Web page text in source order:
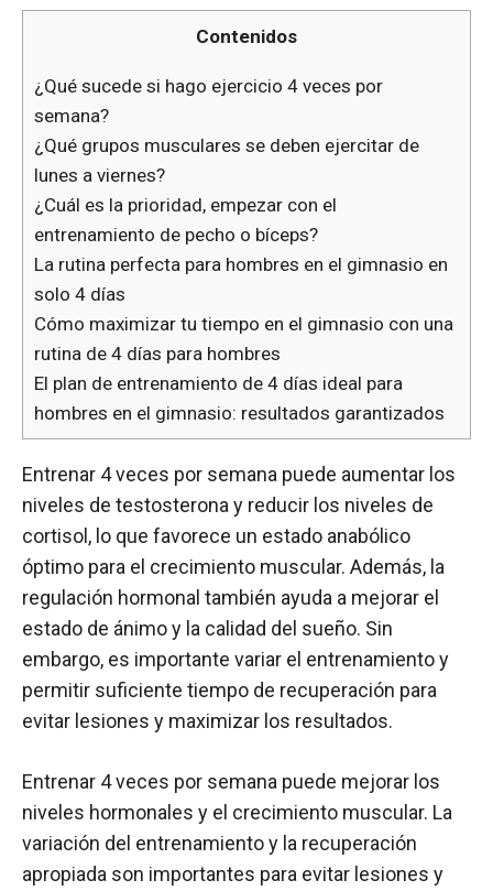
Contenidos
¿Qué sucede si hago ejercicio 4 veces por
semana?
¿Qué grupos musculares se deben ejercitar de
lunes a viernes?
¿Cuál es la prioridad, empezar con el
entrenamiento de pecho o bíceps?
La rutina perfecta para hombres en el gimnasio en
solo 4 días
Cómo maximizar tu tiempo en el gimnasio con una
rutina de 4 días para hombres
El plan de entrenamiento de 4 días ideal para
hombres en el gimnasio: resultados garantizados
Entrenar 4 veces por semana puede aumentar los
niveles de testosterona y reducir los niveles de
cortisol, lo que favorece un estado anabólico
óptimo para el crecimiento muscular. Además, la
regulación hormonal también ayuda a mejorar el
estado de ánimo y la calidad del sueño. Sin
embargo, es importante variar el entrenamiento y
permitir suficiente tiempo de recuperación para
evitar lesiones y maximizar los resultados.
Entrenar 4 veces por semana puede mejorar los
niveles hormonales y el crecimiento muscular. La
variación del entrenamiento y la recuperación
apropiada son importantes para evitar lesiones y